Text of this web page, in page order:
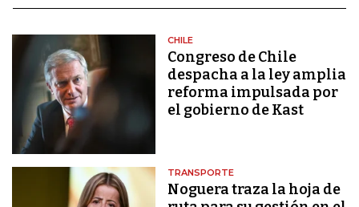
CHILE
Congreso de Chile
despacha a la ley amplia
reforma impulsada por
el gobierno de Kast
TRANSPORTE
Noguera traza la hoja de